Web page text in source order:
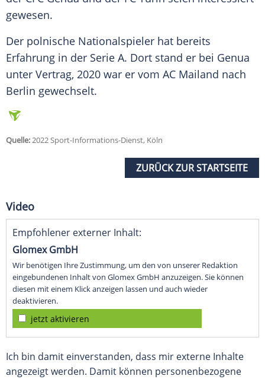
gewesen.
Der polnische Nationalspieler hat bereits
Erfahrung in der Serie A. Dort stand er bei Genua
unter Vertrag, 2020 war er vom AC Mailand nach
Berlin gewechselt.
Quelle:2022 Sport-Informations-Dienst, Köln
ZURÜCK ZUR STARTSEITE
Video
Empfohlener externer Inhalt:
Glomex GmbH
Wir benötigen Ihre Zustimmung, um den von unserer Redaktion
eingebundenen Inhalt von Glomex GmbH anzuzeigen. Sie können
diesen mit einem Klick anzeigen lassen und auch wieder
deaktivieren.
jetzt aktivieren
Ich bin damit einverstanden, dass mir externe Inhalte
angezeigt werden. Damit können personenbezogene